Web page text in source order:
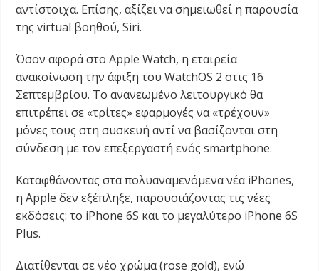
αντίστοιχα. Επίσης, αξίζει να σημειωθεί η παρουσία
της virtual βοηθού, Siri.
Όσον αφορά στο Apple Watch, η εταιρεία
ανακοίνωση την άφιξη του WatchOS 2 στις 16
Σεπτεμβρίου. Το ανανεωμένο λειτουργικό θα
επιτρέπει σε «τρίτες» εφαρμογές να «τρέχουν»
μόνες τους στη συσκευή αντί να βασίζονται στη
σύνδεση με τον επεξεργαστή ενός smartphone.
Καταφθάνοντας στα πολυαναμενόμενα νέα iPhones,
η Apple δεν εξέπληξε, παρουσιάζοντας τις νέες
εκδόσεις: το iPhone 6S και το μεγαλύτερο iPhone 6S
Plus.
Διατίθενται σε νέο χρώμα (rose gold), ενώ